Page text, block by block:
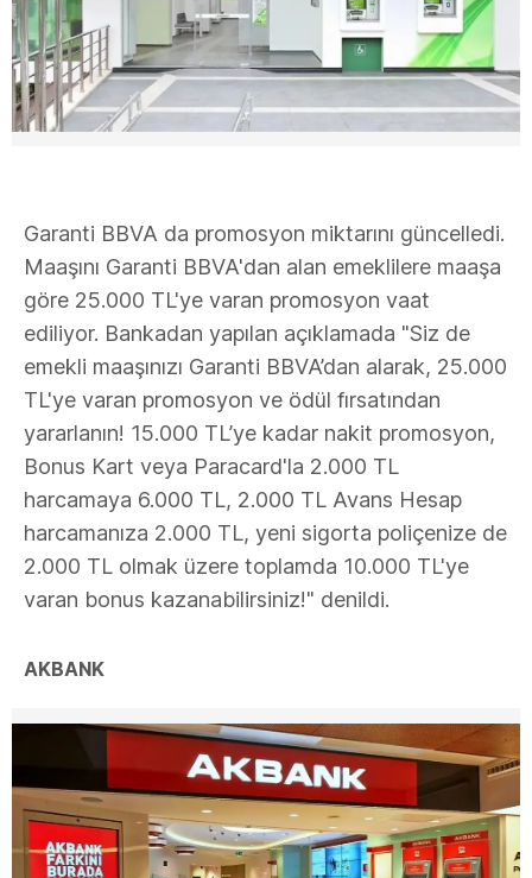
Garanti BBVA da promosyon miktarını güncelledi.
Maaşını Garanti BBVA'dan alan emeklilere maaşa
göre 25.000 TL'ye varan promosyon vaat
ediliyor. Bankadan yapılan açıklamada "Siz de
emekli maaşınızı Garanti BBVA’dan alarak, 25.000
TL'ye varan promosyon ve ödül fırsatından
yararlanın! 15.000 TL’ye kadar nakit promosyon,
Bonus Kart veya Paracard'la 2.000 TL
harcamaya 6.000 TL, 2.000 TL Avans Hesap
harcamanıza 2.000 TL, yeni sigorta poliçenize de
2.000 TL olmak üzere toplamda 10.000 TL'ye
varan bonus kazanabilirsiniz!" denildi.
AKBANK